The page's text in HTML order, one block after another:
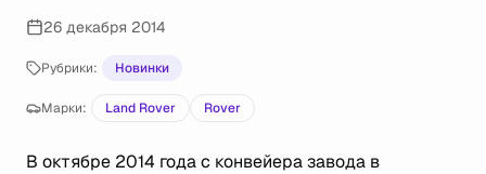
26 декабря 2014
Рубрики: Новинки
Марки: Land Rover Rover
В октябре 2014 года с конвейера завода в